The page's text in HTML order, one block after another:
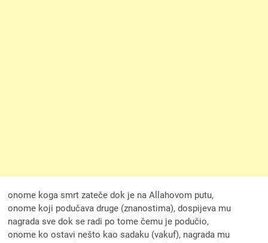
onome koga smrt zateče dok je na Allahovom putu,
onome koji podučava druge (znanostima), dospijeva mu
nagrada sve dok se radi po tome čemu je podučio,
onome ko ostavi nešto kao sadaku (vakuf), nagrada mu